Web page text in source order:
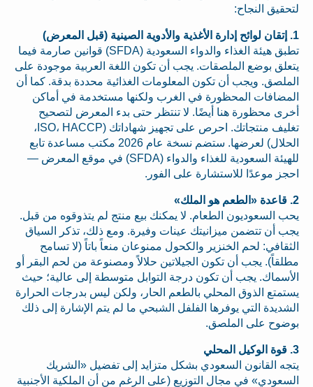
لتحقيق النجاح:
1. إتقان لوائح إدارة الأغذية والأدوية الصينية (قبل المعرض)
تطبق هيئة الغذاء والدواء السعودية (SFDA) قوانين صارمة فيما
يتعلق بوضع الملصقات. يجب أن تكون اللغة العربية موجودة على
الملصق. ويجب أن تكون المعلومات الغذائية محددة بدقة. كما أن
المضافات المحظورة في الغرب ولكنها مستخدمة في أماكن
أخرى محظورة هنا أيضًا. لا تنتظر حتى بدء المعرض لتصحيح
تغليف منتجاتك. احرص على تجهيز شهاداتك (ISO، HACCP،
الحلال) لعرضها. ستضم نسخة عام 2026 مكتب مساعدة تابع
للهيئة السعودية للغذاء والدواء (SFDA) في موقع المعرض —
احجز موعدًا للاستشارة على الفور.
2. قاعدة «الطعم هو الملك»
يحب السعوديون الطعام. لا يمكنك بيع منتج لم يتذوقوه من قبل.
يجب أن تتضمن ميزانيتك عينات وفيرة. ومع ذلك، تذكر السياق
الثقافي: لحم الخنزير والكحول ممنوعان منعاً باتاً (لا تسامح
مطلقاً). يجب أن تكون الجيلاتين حلالاً ومصنوعة من لحم البقر أو
الأسماك. يجب أن تكون درجة التوابل متوسطة إلى عالية؛ حيث
يستمتع الذوق المحلي بالطعم الحار، ولكن ليس بدرجات الحرارة
الشديدة التي يوفرها الفلفل الشبحي ما لم يتم الإشارة إلى ذلك
بوضوح على الملصق.
3. قوة الوكيل المحلي
يتجه القانون السعودي بشكل متزايد إلى تفضيل «الشريك
السعودي» في مجال التوزيع (على الرغم من أن الملكية الأجنبية